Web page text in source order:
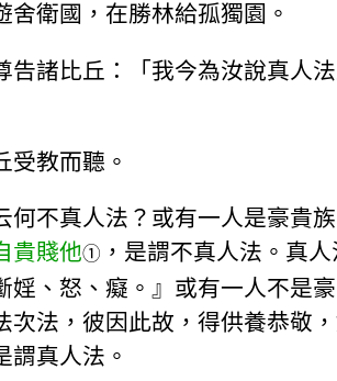
舍衛國，在勝林給孤獨園。
告諸比丘：「我今為汝說真人
受教而聽。
何不真人法？或有一人是豪貴
貴賤他① ，是謂不真人法。真
婬、怒、癡。』或有一人不是
次法，彼因此故，得供養恭敬
謂真人法。